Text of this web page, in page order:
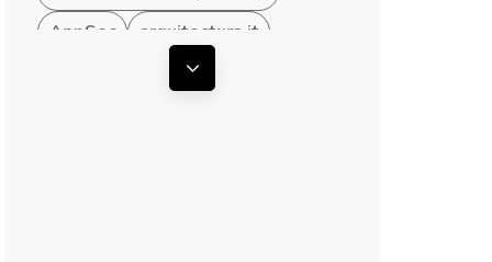
AppSec
arquitectura it
Mostrar todas las etiquetas